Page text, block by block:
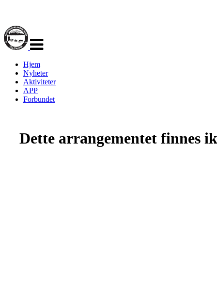
navigasjon
Hjem
Nyheter
Aktiviteter
APP
Forbundet
Dette arrangementet finnes